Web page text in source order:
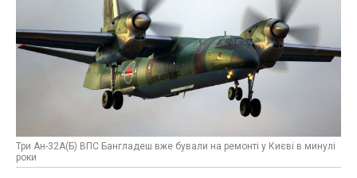
Три Ан-32А(Б) ВПС Бангладеш вже бували на ремонті у Києві в минулі
роки